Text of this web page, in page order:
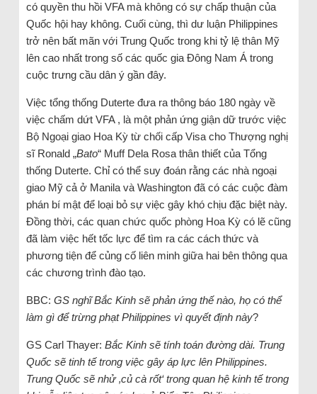
có quyền thu hồi VFA mà không có sự chấp thuận của
Quốc hội hay không. Cuối cùng, thì dư luận Philippines
trở nên bất mãn với Trung Quốc trong khi tỷ lệ thân Mỹ
lên cao nhất trong số các quốc gia Đông Nam Á trong
cuộc trưng cầu dân ý gần đây.
Việc tổng thống Duterte đưa ra thông báo 180 ngày về
việc chấm dứt VFA , là một phản ứng giận dữ trước việc
Bộ Ngoại giao Hoa Kỳ từ chối cấp Visa cho Thượng nghị
sĩ Ronald „Bato“ Muff Dela Rosa thân thiết của Tổng
thống Duterte. Chỉ có thể suy đoán rằng các nhà ngoại
giao Mỹ cả ở Manila và Washington đã có các cuộc đàm
phán bí mật để loại bỏ sự việc gây khó chịu đặc biệt này.
Đồng thời, các quan chức quốc phòng Hoa Kỳ có lẽ cũng
đã làm việc hết tốc lực để tìm ra các cách thức và
phương tiện để củng cố liên minh giữa hai bên thông qua
các chương trình đào tạo.
BBC: GS nghĩ Bắc Kinh sẽ phản ứng thế nào, họ có thể
làm gì để trừng phạt Philippines vì quyết định này?
GS Carl Thayer: Bắc Kinh sẽ tính toán đường dài. Trung
Quốc sẽ tinh tế trong việc gây áp lực lên Philippines.
Trung Quốc sẽ nhử ‚củ cà rốt‘ trong quan hệ kinh tế trong